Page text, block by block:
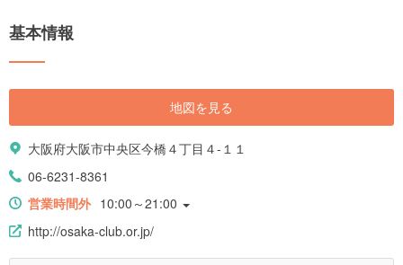
基本情報
地図を見る
大阪府大阪市中央区今橋４丁目４-１１
06-6231-8361
営業時間外 10:00～21:00
http://osaka-club.or.jp/